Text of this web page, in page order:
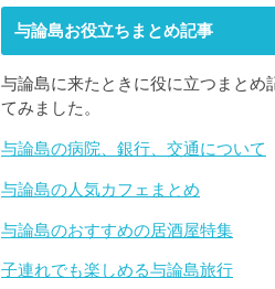
与論島お役立ちまとめ記事
与論島に来たときに役に立つまとめ
てみました。
与論島の病院、銀行、交通について
与論島の人気カフェまとめ
与論島のおすすめの居酒屋特集
子連れでも楽しめる与論島旅行